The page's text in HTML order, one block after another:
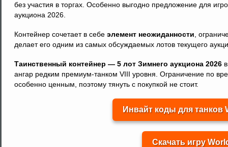
без участия в торгах. Особенно выгодно предложение для
аукциона 2026.
Контейнер сочетает в себе элемент неожиданности ,
делает его одним из самых обсуждаемых лотов текущего
Таинственный контейнер — 5 лот Зимнего аукциона 2026
ангар редким премиум-танком VIII уровня. Ограничение по
особенно ценным, поэтому тянуть с покупкой не стоит.
Инвайт коды для танков
Скачать игру